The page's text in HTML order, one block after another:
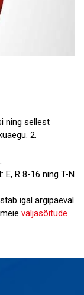
ning sellest
2.
R 8-16 ning T-N
igal argipäeval
väljasõitude